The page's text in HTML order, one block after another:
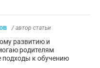
/ автор статьи
развитию и
родителям
подходы к обучению